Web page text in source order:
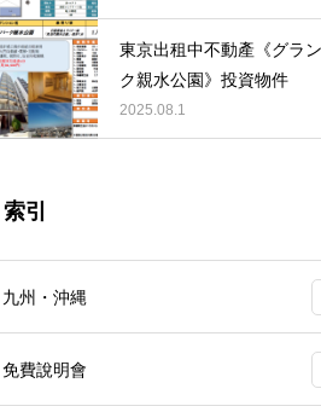
【埼玉縣】バージュアル
エスト101号室
合南長崎502号室
東京出租中不動產《グラ
ク親水公園》投資物件
2025.08.1
索引
九州・沖縄
免費說明會